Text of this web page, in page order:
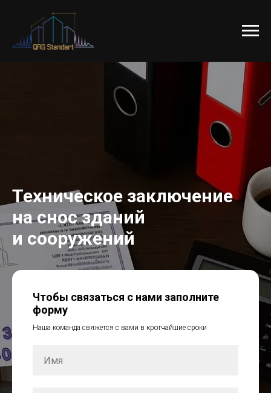
Техническое заключение
на снос зданий
и сооружений
Чтобы связаться с нами заполните
форму
Наша команда свяжется с вами в кротчайшие сроки